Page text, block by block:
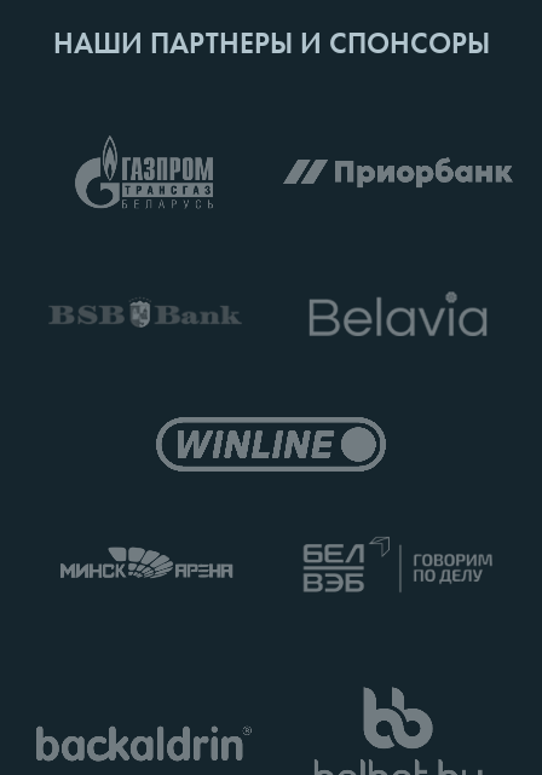
НАШИ ПАРТНЕРЫ И СПОНСОРЫ